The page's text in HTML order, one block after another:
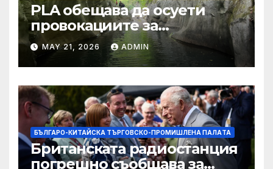
PLA обещава да осуети
провокациите за
„независимост на Тайван“.
MAY 21, 2026 ADMIN
БЪЛГАРО-КИТАЙСКА ТЪРГОВСКО-ПРОМИШЛЕНА ПАЛAТА
Британската радиостанция
погрешно съобщава за